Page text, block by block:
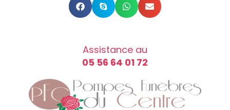
Assistance au
05 56 64 01 72